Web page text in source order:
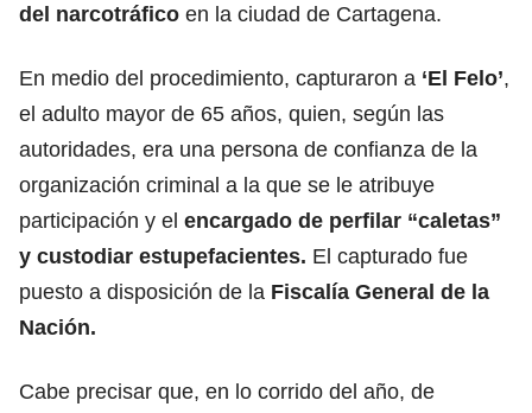
del narcotráfico en la ciudad de Cartagena.
En medio del procedimiento, capturaron a ‘El Felo’,
el adulto mayor de 65 años, quien, según las
autoridades, era una persona de confianza de la
organización criminal a la que se le atribuye
participación y el encargado de perfilar “caletas”
y custodiar estupefacientes. El capturado fue
puesto a disposición de la Fiscalía General de la
Nación.
Cabe precisar que, en lo corrido del año, de